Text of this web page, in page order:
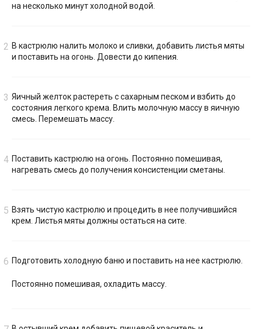
на несколько минут холодной водой.
В кастрюлю налить молоко и сливки, добавить листья мяты
и поставить на огонь. Довести до кипения.
Яичный желток растереть с сахарным песком и взбить до
состояния легкого крема. Влить молочную массу в яичную
смесь. Перемешать массу.
Поставить кастрюлю на огонь. Постоянно помешивая,
нагревать смесь до получения консистенции сметаны.
Взять чистую кастрюлю и процедить в нее получившийся
крем. Листья мяты должны остаться на сите.
Подготовить холодную баню и поставить на нее кастрюлю.
Постоянно помешивая, охладить массу.